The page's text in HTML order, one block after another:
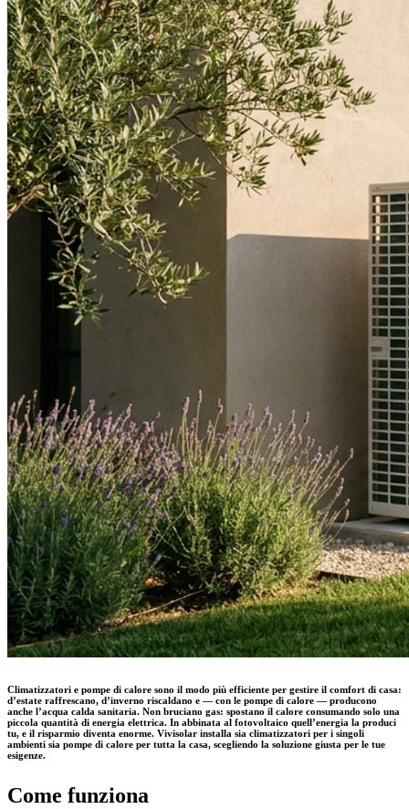
Climatizzatori e pompe di calore sono il modo più efficiente per gestire il comfort di casa:
d’estate raffrescano, d’inverno riscaldano e — con le pompe di calore — producono
anche l’acqua calda sanitaria. Non bruciano gas: spostano il calore consumando solo una
piccola quantità di energia elettrica. In abbinata al fotovoltaico quell’energia la produci
tu, e il risparmio diventa enorme. Vivisolar installa sia climatizzatori per i singoli
ambienti sia pompe di calore per tutta la casa, scegliendo la soluzione giusta per le tue
esigenze.
Come funziona